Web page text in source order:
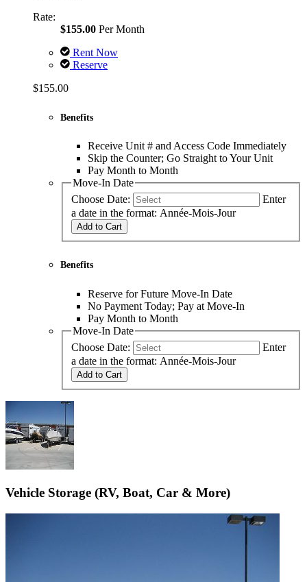
Rate:
$155.00 Per Month
Rent Now
Reserve
$155.00
Benefits
Receive Unit # and Access Code Immediately
Skip the Counter; Go Straight to Your Unit
Pay Month to Month
Move-In Date
Choose Date:
Enter
a date in the format: Année-Mois-Jour
Add to Cart
Benefits
Reserve for Future Move-In Date
No Payment Today; Pay at Move-In
Pay Month to Month
Move-In Date
Choose Date:
Enter
a date in the format: Année-Mois-Jour
Add to Cart
Vehicle Storage (RV, Boat, Car & More)